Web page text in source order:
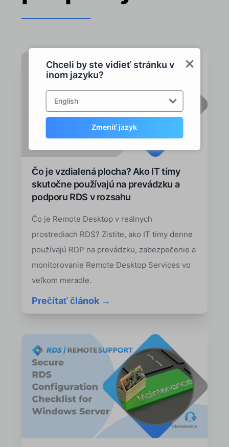
Chceli by ste vidieť stránku v
inom jazyku?
English
Zmeniť jazyk
Čo je vzdialená plocha? Ako IT tímy
skutočne používajú na prevádzku a
podporu RDS v rozsahu
Čo je Remote Desktop v reálnych
prostrediach RDS? Zistite, ako IT tímy denne
používajú RDP na prevádzku, zabezpečenie a
monitorovanie Remote Desktop Services vo
veľkom meradle.
Prečítať článok →